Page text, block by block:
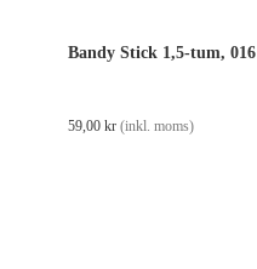
Bandy Stick 1,5-tum, 016
59,00 kr (inkl. moms)